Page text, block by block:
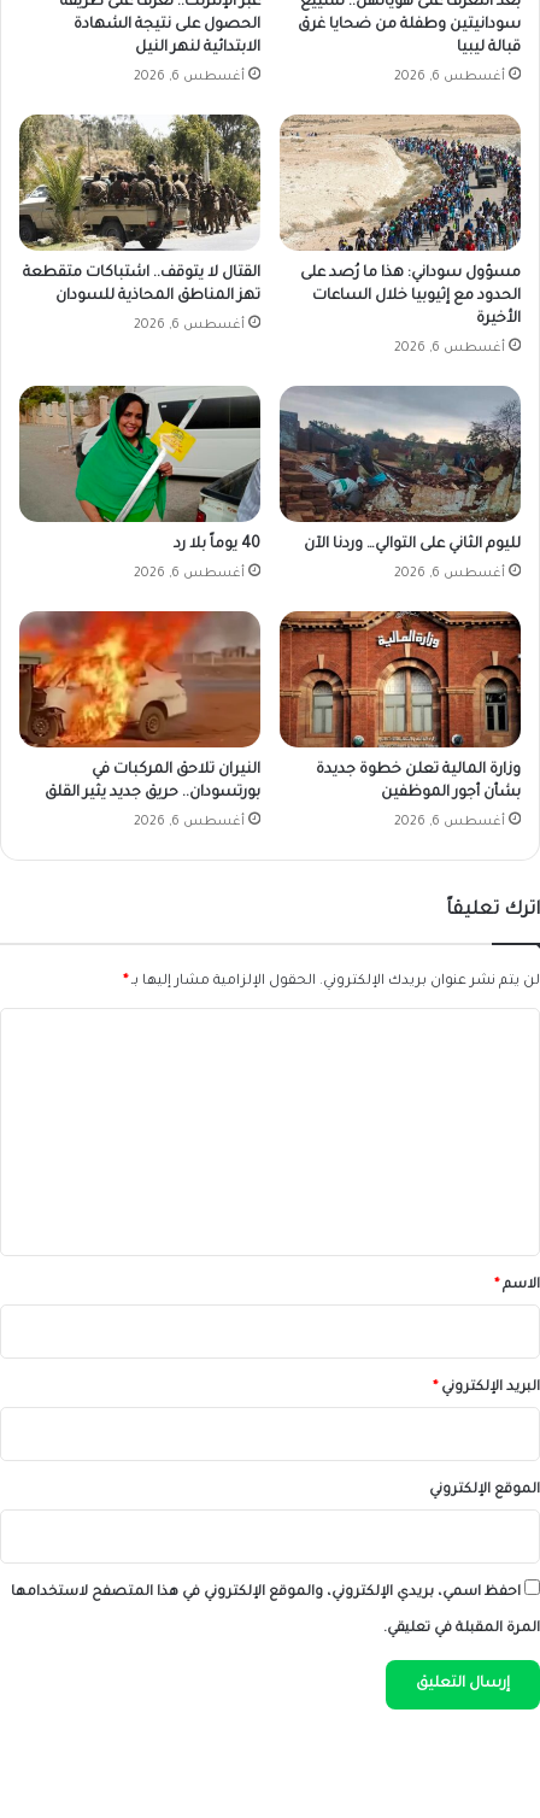
ي
.
سودانيتين وطفلة من ضحايا غرق
قبالة ليبيا
أغسطس 6, 2026
الحصول على نتيجة الشهادة
الابتدائية لنهر النيل
أغسطس 6, 2026
مسؤول سوداني: هذا ما رُصد على
الحدود مع إثيوبيا خلال الساعات
الأخيرة
أغسطس 6, 2026
القتال لا يتوقف.. اشتباكات متقطعة
تهز المناطق المحاذية للسودان
أغسطس 6, 2026
لليوم الثاني على التوالي… وردنا الآن
أغسطس 6, 2026
40 يوماً بلا رد
أغسطس 6, 2026
وزارة المالية تعلن خطوة جديدة
بشأن أجور الموظفين
أغسطس 6, 2026
النيران تلاحق المركبات في
بورتسودان.. حريق جديد يثير القلق
أغسطس 6, 2026
اترك تعليقاً
لن يتم نشر عنوان بريدك الإلكتروني. الحقول الإلزامية مشار إليها بـ*
*الاسم*
البريد الإلكتروني*
الموقع الإلكتروني
احفظ اسمي، بريدي الإلكتروني، والموقع الإلكتروني في هذا المتصفح لاستخدامها
المرة المقبلة في تعليقي.